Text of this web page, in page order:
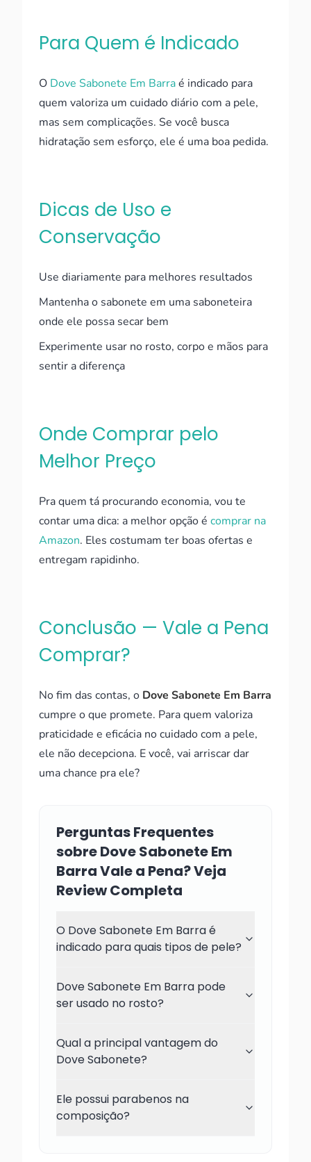
Para Quem é Indicado
O Dove Sabonete Em Barraé indicado para
quem valoriza um cuidado diário com a pele,
mas sem complicações. Se você busca
hidratação sem esforço, ele é uma boa pedida.
Dicas de Uso e
Conservação
Use diariamente para melhores resultados
Mantenha o sabonete em uma saboneteira
onde ele possa secar bem
Experimente usar no rosto, corpo e mãos para
sentir a diferença
Onde Comprar pelo
Melhor Preço
Pra quem tá procurando economia, vou te
contar uma dica: a melhor opção é comprar na
Amazon. Eles costumam ter boas ofertas e
entregam rapidinho.
Conclusão — Vale a Pena
Comprar?
No fim das contas, o Dove Sabonete Em Barra
cumpre o que promete. Para quem valoriza
praticidade e eficácia no cuidado com a pele,
ele não decepciona. E você, vai arriscar dar
uma chance pra ele?
Perguntas Frequentes
sobre Dove Sabonete Em
Barra Vale a Pena? Veja
Review Completa
O Dove Sabonete Em Barra é
indicado para quais tipos de pele?
Dove Sabonete Em Barra pode
ser usado no rosto?
Qual a principal vantagem do
Dove Sabonete?
Ele possui parabenos na
composição?